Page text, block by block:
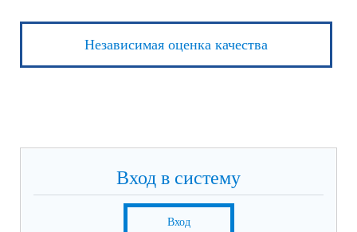
Независимая оценка качества
Вход в систему
Вход